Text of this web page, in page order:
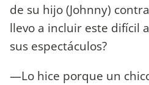
de su hijo (Johnny)
llevo a incluir este difícil
sus espectáculos?
—Lo hice porque un